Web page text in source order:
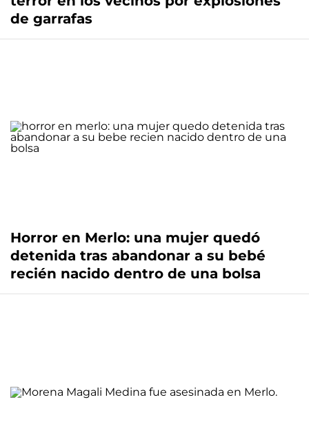
de garrafas
Horror en Merlo: una mujer quedó
detenida tras abandonar a su bebé
recién nacido dentro de una bolsa